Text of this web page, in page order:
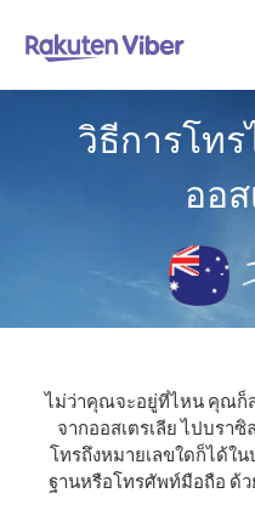
วิธีการโท
ออส
ไม่ว่าคุณจะอยู่ที่ไหน คุณก็
จากออสเตรเลีย ไปบราซิ
โทรถึงหมายเลขใดก็ได้ใ
ฐานหรือโทรศัพท์มือถือ ด้ว